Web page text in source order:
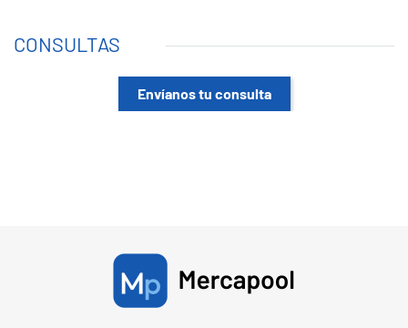
CONSULTAS
Envíanos tu consulta